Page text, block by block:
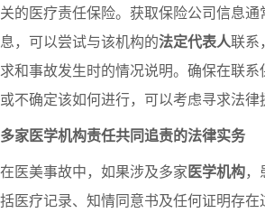
关的医疗责任保险。获取保险公司信息
息，可以尝试与该机构的法定代表人联系
求和事故发生时的情况说明。确保在联
或不确定该如何进行，可以考虑寻求法
多家医学机构责任共同追责的法律实务
在医美事故中，如果涉及多家医学机构
括医疗记录、知情同意书及任何证明存